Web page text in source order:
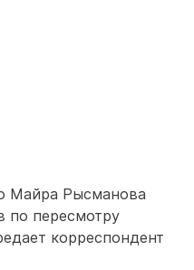
Майра Рысманова
по пересмотру
корреспондент